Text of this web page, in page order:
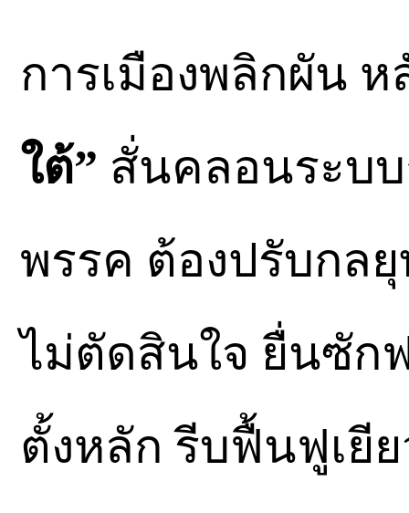
การเมืองพลิกผัน ห
ใต้” สั่นคลอนระบ
พรรค ต้องปรับกล
ไม่ตัดสินใจ ยื่นซัก
ตั้งหลัก รีบฟื้นฟูเยี